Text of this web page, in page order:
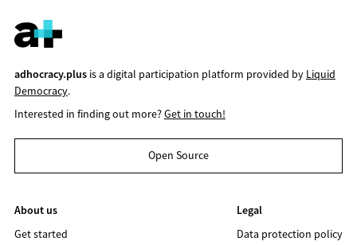
adhocracy.plusis a digital participation platform provided by Liquid
Democracy.
Interested in finding out more?Get in touch!
Open Source
About us
Get started
Legal
Data protection policy